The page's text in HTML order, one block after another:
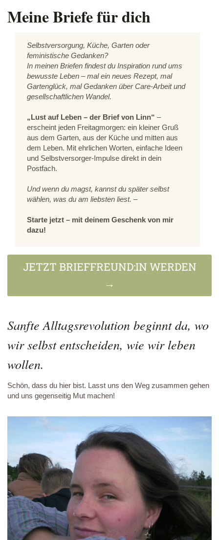
Meine Briefe für dich
Selbstversorgung, Küche, Garten oder
feministische Gedanken?
In meinen Briefen findest du Inspiration rund ums
bewusste Leben – mal ein neues Rezept, mal
Gartenglück, mal Gedanken über Care-Arbeit und
gesellschaftlichen Wandel.
„Lust auf Leben – der Brief von Linn“ –
erscheint jeden Freitagmorgen: ein kleiner Gruß
aus dem Garten, aus der Küche und mitten aus
dem Leben. Mit ehrlichen Worten, einfache Ideen
und Selbstversorger-Impulse direkt in dein
Postfach.
Und wenn du magst, kannst du später selbst
wählen, was du am liebsten liest. –
Starte jetzt – mit deinem Geschenk von mir
dazu!
JETZT BRIEFFREUND:IN WERDEN
→
Sanfte Alltagsrevolution beginnt da, wo
wir selbst entscheiden, wie wir leben
wollen.
Schön, dass du hier bist. Lasst uns den Weg zusammen gehen
und uns gegenseitig Mut machen!